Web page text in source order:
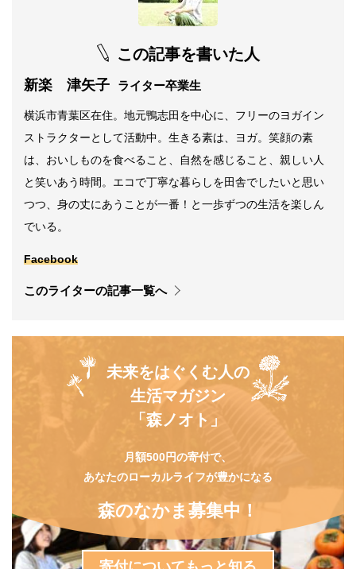
この記事を書いた人
新楽 津矢子 ライター卒業生
横浜市青葉区在住。地元鴨志田を中心に、フリーのヨガイン
ストラクターとして活動中。生きる素は、ヨガ。笑顔の素
は、おいしものを食べること、自然を感じること、親しい人
と笑いあう時間。エコで丁寧な暮らしを田舎でしたいと思い
つつ、身の丈にあうことが一番！と一歩ずつの生活を楽しん
でいる。
Facebook
このライターの記事一覧へ
未来をはぐくむ人の
生活マガジン
「森ノオト」
月額500円の寄付で、
あなたのローカルライフが豊かになる
森のなかま募集中！